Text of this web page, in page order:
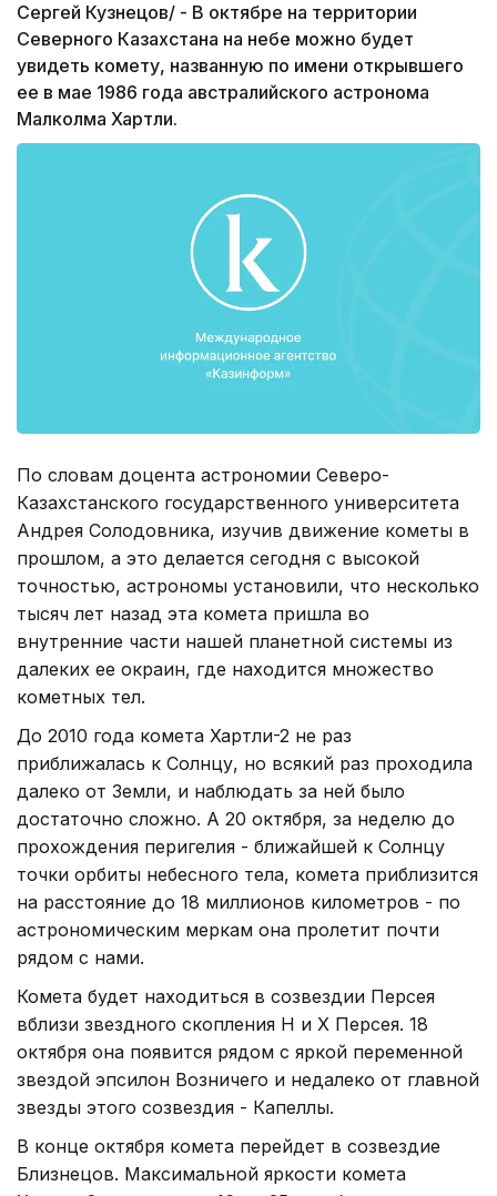
Сергей Кузнецов/ - В октябре на территории
Северного Казахстана на небе можно будет
увидеть комету, названную по имени открывшего
ее в мае 1986 года австралийского астронома
Малколма Хартли.
По словам доцента астрономии Северо-
Казахстанского государственного университета
Андрея Солодовника, изучив движение кометы в
прошлом, а это делается сегодня с высокой
точностью, астрономы установили, что несколько
тысяч лет назад эта комета пришла во
внутренние части нашей планетной системы из
далеких ее окраин, где находится множество
кометных тел.
До 2010 года комета Хартли-2 не раз
приближалась к Солнцу, но всякий раз проходила
далеко от Земли, и наблюдать за ней было
достаточно сложно. А 20 октября, за неделю до
прохождения перигелия - ближайшей к Солнцу
точки орбиты небесного тела, комета приблизится
на расстояние до 18 миллионов километров - по
астрономическим меркам она пролетит почти
рядом с нами.
Комета будет находиться в созвездии Персея
вблизи звездного скопления H и Х Персея. 18
октября она появится рядом с яркой переменной
звездой эпсилон Возничего и недалеко от главной
звезды этого созвездия - Капеллы.
В конце октября комета перейдет в созвездие
Близнецов. Максимальной яркости комета